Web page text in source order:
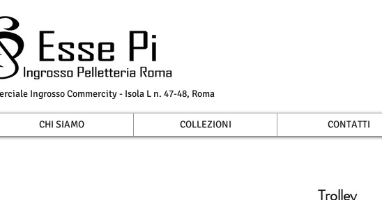
Ingrosso Commercity - Isola L n. 47-48, Roma
CHI SIAMO COLLEZIONI CONTATTI
Trolley